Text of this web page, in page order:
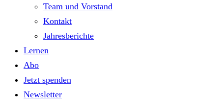
Team und Vorstand
Kontakt
Jahresberichte
Lernen
Abo
Jetzt spenden
Newsletter